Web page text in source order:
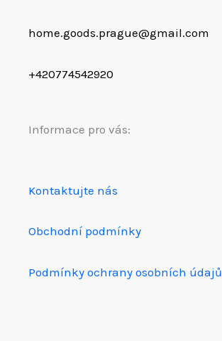
home.goods.prague@gmail.com
+420774542920
Informace pro vás:
Kontaktujte nás
Obchodní podmínky
Podmínky ochrany osobních údajů